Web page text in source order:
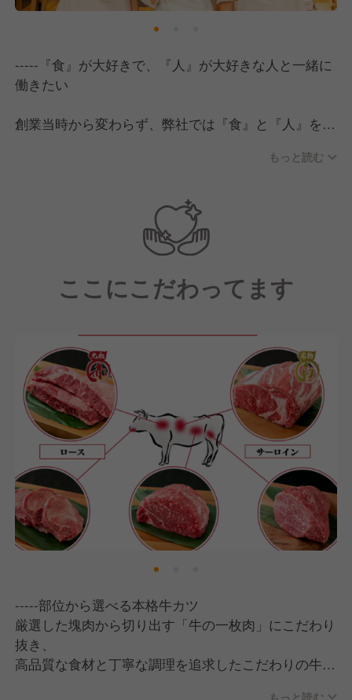
-----『食』が大好きで、『人』が大好きな人と一緒に
働きたい
創業当時から変わらず、弊社では『食』と『人』を大
私たちの使命は、経営理念にもある《人々にパワー
・誰よりも『食』が大好きだ！
・誰よりも『人』が大好きだ！
と声を大にして言い切れる方と働きたいと強く願って
います。
もっと読む
ここにこだわってます
-----部位から選べる本格牛カツ
厳選した塊肉から切り出す「牛の一枚肉」にこだわり
抜き、
高品質な食材と丁寧な調理を追求したこだわりの牛カ
もっと読む